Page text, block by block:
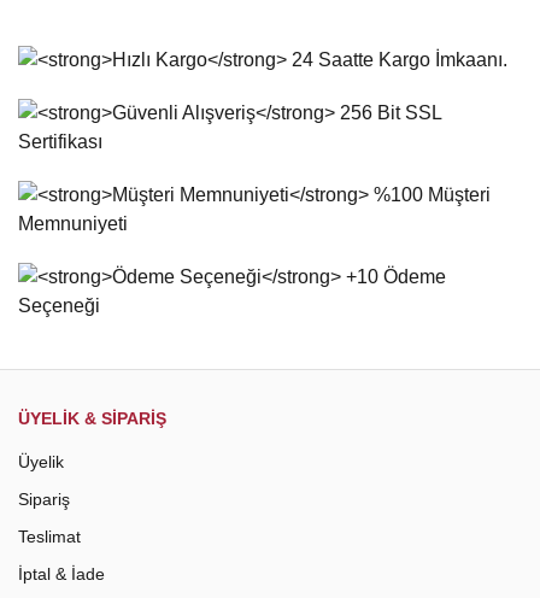
Görüş ve önerileriniz için teşekkür ederiz.
Ürün resmi kalitesiz, bozuk veya görüntülenemiyor.
Ürün açıklamasında eksik bilgiler bulunuyor.
Ürün fiyatı diğer sitelerden daha pahalı.
ÜYELİK & SİPARİŞ
Üyelik
Sipariş
Teslimat
İptal & İade